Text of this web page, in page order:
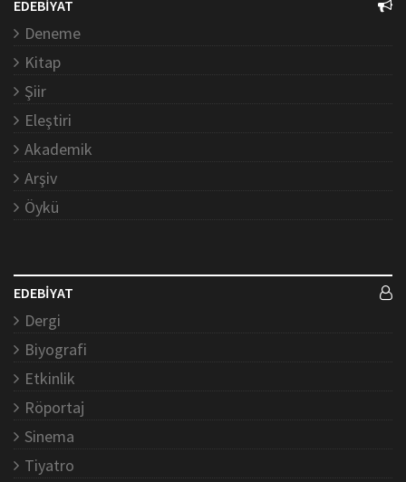
EDEBİYAT
Deneme
Kitap
Şiir
Eleştiri
Akademik
Arşiv
Öykü
EDEBİYAT
Dergi
Biyografi
Etkinlik
Röportaj
Sinema
Tiyatro